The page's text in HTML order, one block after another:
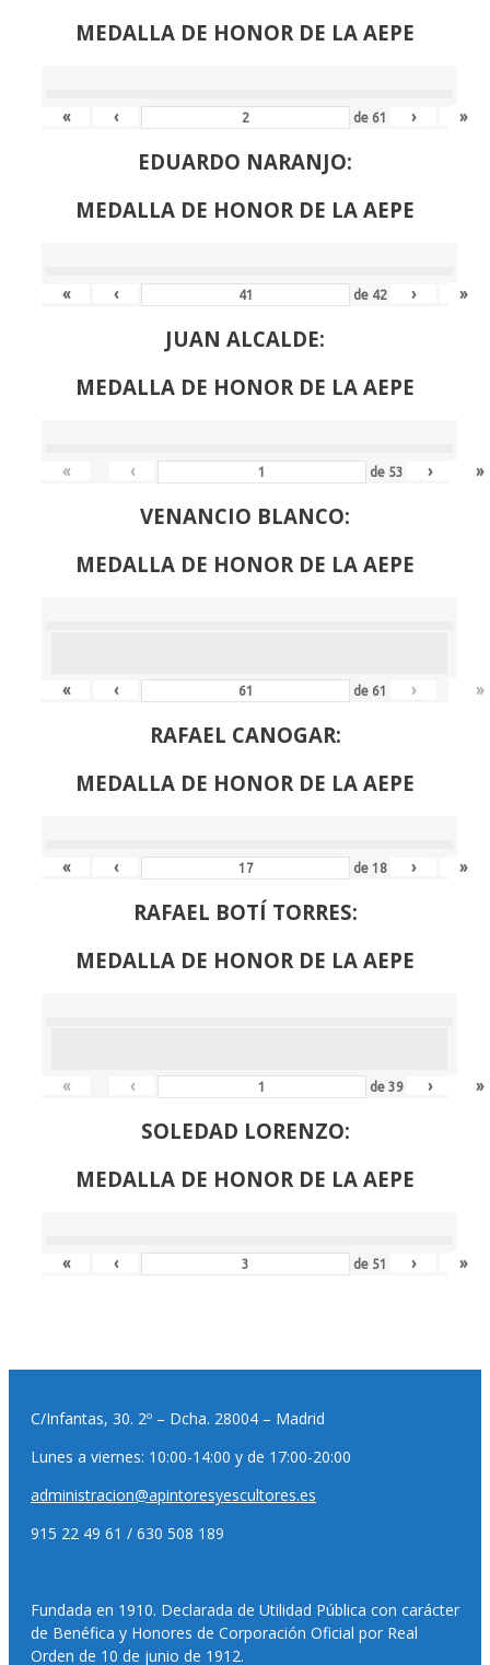
MEDALLA DE HONOR DE LA AEPE
« ‹ de 61 › »
EDUARDO NARANJO:
MEDALLA DE HONOR DE LA AEPE
« ‹ de 42 › »
JUAN ALCALDE:
MEDALLA DE HONOR DE LA AEPE
« ‹ de 53 › »
VENANCIO BLANCO:
MEDALLA DE HONOR DE LA AEPE
« ‹ de 61 › »
RAFAEL CANOGAR:
MEDALLA DE HONOR DE LA AEPE
« ‹ de18 › »
RAFAEL BOTÍ TORRES:
MEDALLA DE HONOR DE LA AEPE
« ‹ de39 › »
SOLEDAD LORENZO:
MEDALLA DE HONOR DE LA AEPE
« ‹ de 51 › »
C/Infantas, 30. 2º – Dcha. 28004 – Madrid
Lunes a viernes: 10:00-14:00 y de 17:00-20:00
administracion@apintoresyescultores.es
915 22 49 61 / 630 508 189
Fundada en 1910. Declarada de Utilidad Pública con carácter
de Benéfica y Honores de Corporación Oficial por Real
Orden de 10 de junio de 1912.